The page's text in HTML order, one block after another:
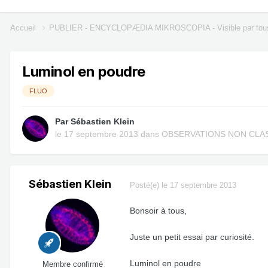
Accueil PUBLIER - ENCYCLOPÆDIA MIKROSCOPIA - Visible par
Luminol en poudre
FLUO
ParSébastien Klein
le 17 septembre 2013 dans OBSERVATIONS NON
Sébastien Klein
Membre confirmé
Posté(e) le 17 septembre 2013
Bonsoir à tous,
Juste un petit essai par curiosité.
Luminol en poudre